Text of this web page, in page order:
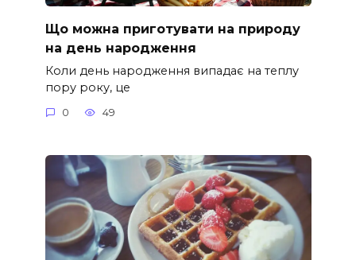
Що можна приготувати на природу
на день народження
Коли день народження випадає на теплу
пору року, це
0 49